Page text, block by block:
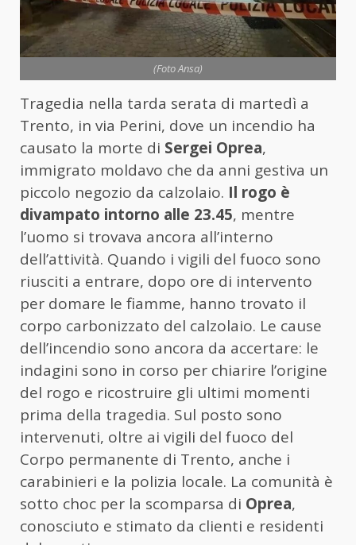
(Foto Ansa)
Tragedia nella tarda serata di martedì a
Trento, in via Perini, dove un incendio ha
causato la morte di Sergei Oprea,
immigrato moldavo che da anni gestiva un
piccolo negozio da calzolaio. Il rogo è
divampato intorno alle 23.45, mentre
l’uomo si trovava ancora all’interno
dell’attività. Quando i vigili del fuoco sono
riusciti a entrare, dopo ore di intervento
per domare le fiamme, hanno trovato il
corpo carbonizzato del calzolaio. Le cause
dell’incendio sono ancora da accertare: le
indagini sono in corso per chiarire l’origine
del rogo e ricostruire gli ultimi momenti
prima della tragedia. Sul posto sono
intervenuti, oltre ai vigili del fuoco del
Corpo permanente di Trento, anche i
carabinieri e la polizia locale. La comunità è
sotto choc per la scomparsa di Oprea,
conosciuto e stimato da clienti e residenti